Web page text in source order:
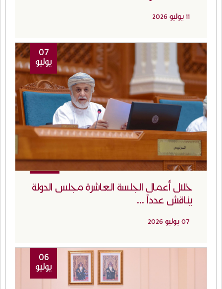
11 يوليو 2026
07
يوليو
خلال أعمال الجلسة العاشرة مجلس الدولة
يناقش عدداً ...
07 يوليو 2026
06
يوليو